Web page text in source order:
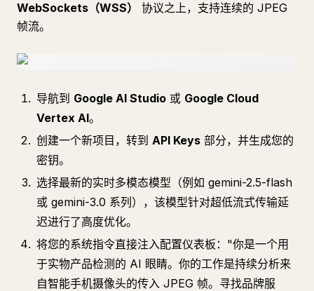
WebSockets（WSS）
协议之上，支持连续的 JPEG
帧流。
导航到 Google AI Studio 或 Google Cloud
Vertex AI。
创建一个新项目，转到 API Keys 部分，并生成您的
密钥。
选择最新的实时多模态模型（例如 gemini-2.5-flash
或 gemini-3.0 系列），该模型针对超低流式传输延
迟进行了高度优化。
将您的系统指令直接注入配置仪表板："你是一个用
于实物产品检测的 AI 眼睛。你的工作是持续分析来
自智能手机摄像头的传入 JPEG 帧。寻找品牌服